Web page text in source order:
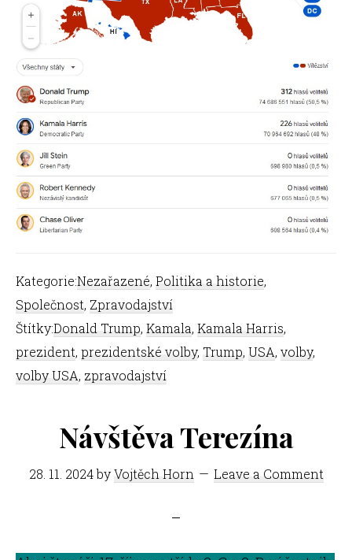
Kategorie:Nezařazené, Politika a historie,
Společnost, Zpravodajství
Štítky:Donald Trump, Kamala, Kamala Harris,
prezident, prezidentské volby, Trump, USA, volby,
volby USA, zpravodajství
Návštěva Terezína
28. 11. 2024byVojtěch Horn Leave a Comment